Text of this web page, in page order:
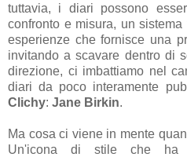
tuttavia, i diari possono
confronto e misura, un
esperienze che fornisce una
invitando a scavare dentro di
direzione, ci imbattiamo nel
diari da poco interamente
Clichy: Jane Birkin.
Ma cosa ci viene in mente
Un'icona di stile che ha